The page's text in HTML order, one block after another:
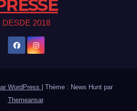
DESDE 2018
WordPress
Thème : News Hunt par
Themeansar.